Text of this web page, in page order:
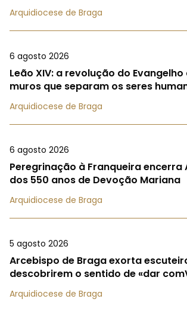
Arquidiocese de Braga
6 agosto 2026
Leão XIV: a revolução do
muros que separam os seres
Arquidiocese de Braga
6 agosto 2026
Peregrinação à Franqueira encerra
dos 550 anos de Devoção Mariana
Arquidiocese de Braga
5 agosto 2026
Arcebispo de Braga exorta
descobrirem o sentido de «dar
Arquidiocese de Braga